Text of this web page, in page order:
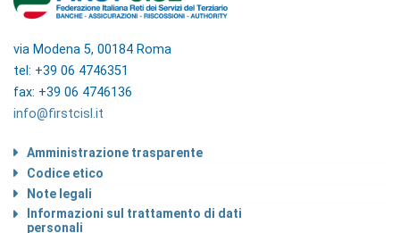
via Modena 5, 00184 Roma
tel: +39 06 4746351
fax: +39 06 4746136
info@firstcisl.it
Amministrazione trasparente
Codice etico
Note legali
Informazioni sul trattamento di dati
personali